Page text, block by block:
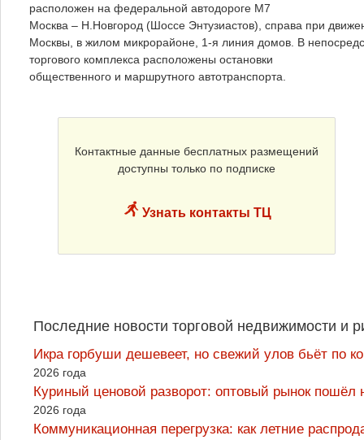
расположен на федеральной автодороге М7
Москва – Н.Новгород (Шоссе Энтузиастов), справа при
Москвы, в жилом микрорайоне, 1-я линия домов. В
торгового комплекса расположены остановки
общественного и маршрутного автотранспорта.
Контактные данные бесплатных размещений
доступны только по подписке
Узнать контакты ТЦ
Последние новости торговой недвижимости и
Икра горбуши дешевеет, но свежий улов бьёт по
2026 года
Куриный ценовой разворот: оптовый рынок
2026 года
Коммуникационная перегрузка: как летние